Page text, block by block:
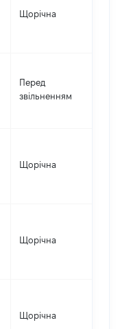
Щорічна
Перед
звільненням
Щорічна
Щорічна
Щорічна